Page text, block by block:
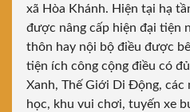
xã Hòa Khánh. Hiện tại hạ
được nâng cấp hiện đại tiện
thôn hay nội bộ điều được
tiện ích công cộng điều có
Xanh, Thế Giới Di Động, các
học, khu vui chơi, tuyến xe